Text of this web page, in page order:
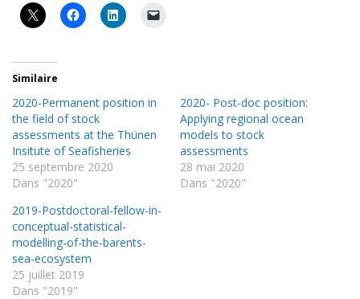
Similaire
2020-Permanent position in
the field of stock
assessments at the Thünen
Insitute of Seafisheries
25 septembre 2020
Dans "2020"
2020- Post-doc position:
Applying regional ocean
models to stock
assessments
28 mai 2020
Dans "2020"
2019-Postdoctoral-fellow-in-
conceptual-statistical-
modelling-of-the-barents-
sea-ecosystem
25 juillet 2019
Dans "2019"